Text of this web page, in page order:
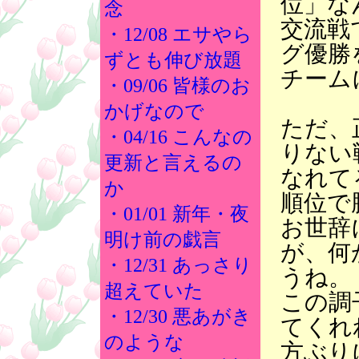
念
・12/08 エサやら
ずとも伸び放題
・09/06 皆様のお
かげなので
・04/16 こんなの
更新と言えるの
か
・01/01 新年・夜
明け前の戯言
・12/31 あっさり
超えていた
・12/30 悪あがき
のような
交流
グ優
チーム
ただ、
りな
なれて
順位で
お世
が、何
うね。
この
てくれ
方ぶり